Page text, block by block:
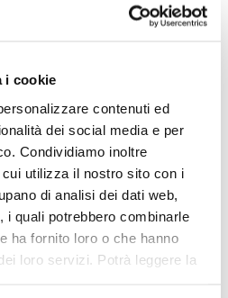
i cookie
contenuti ed
dei social media e per
Condividiamo inoltre
utilizza il nostro sito con i
di analisi dei dati web,
i quali potrebbero combinarle
ha fornito loro o che hanno
loro servizi. Potrà leggere la